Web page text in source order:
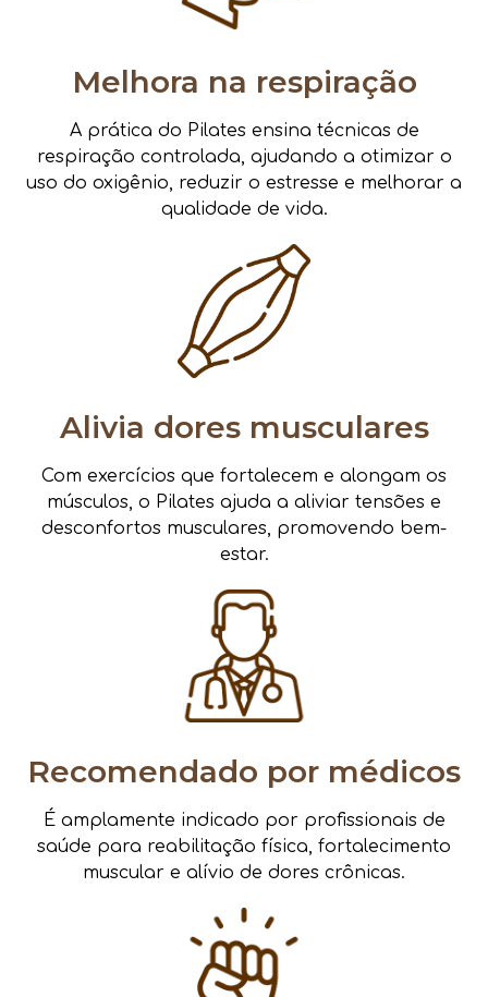
Melhora na respiração
A prática do Pilates ensina técnicas de
respiração controlada, ajudando a otimizar o
uso do oxigênio, reduzir o estresse e melhorar a
qualidade de vida.
Alivia dores musculares
Com exercícios que fortalecem e alongam os
músculos, o Pilates ajuda a aliviar tensões e
desconfortos musculares, promovendo bem-
estar.
Recomendado por médicos
É amplamente indicado por profissionais de
saúde para reabilitação física, fortalecimento
muscular e alívio de dores crônicas.